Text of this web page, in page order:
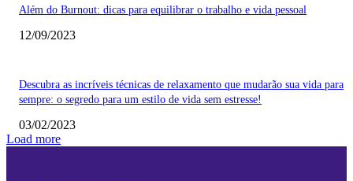
Além do Burnout: dicas para equilibrar o trabalho e vida pessoal
12/09/2023
Descubra as incríveis técnicas de relaxamento que mudarão sua vida para
sempre: o segredo para um estilo de vida sem estresse!
03/02/2023
Load more